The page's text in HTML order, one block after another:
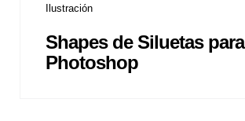
Ilustración
Shapes de Siluetas para
Photoshop